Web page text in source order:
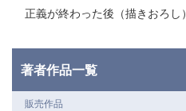
正義が終わった後（描きおろし）
著者作品一覧
販売作品